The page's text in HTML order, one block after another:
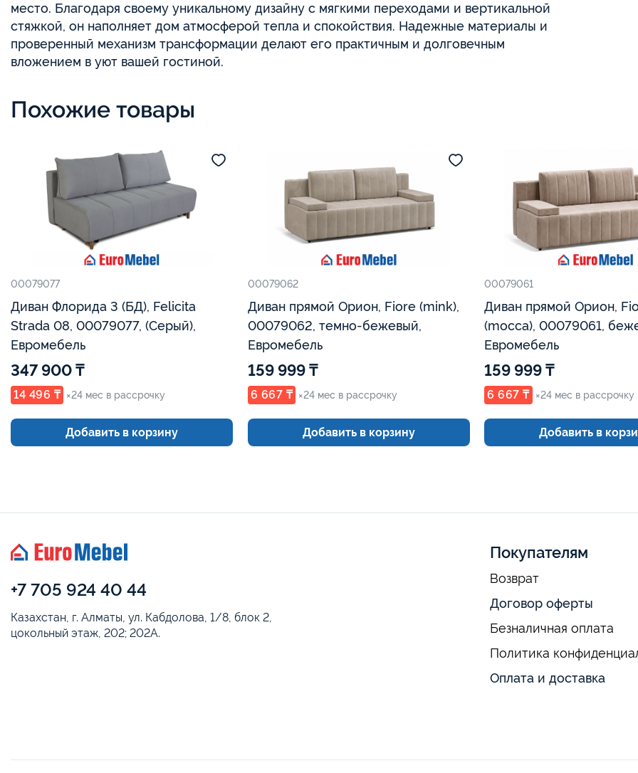
место. Благодаря своему уникальному дизайну с мягкими переходами и вертикальной
стяжкой, он наполняет дом атмосферой тепла и спокойствия. Надежные материалы и
проверенный механизм трансформации делают его практичным и долговечным
вложением в уют вашей гостиной.
Похожие товары
00079077
Диван Флорида 3 (БД), Felicita
Strada 08, 00079077, (Серый),
Евромебель
347 900 ₸
14 496 ₸ ×24 мес в рассрочку
Добавить в корзину
00079062
Диван прямой Орион, Fiore (mink),
00079062, темно-бежевый,
Евромебель
159 999 ₸
6 667 ₸ ×24 мес в рассрочку
Добавить в корзину
00079061
Диван прямой Орион,
(mocca), 00079061,
Евромебель
159 999 ₸
6 667 ₸ ×24 мес в рассрочку
Добавить в
+7 705 924 40 44
Казахстан, г. Алматы, ул. Кабдолова, 1/8, блок 2,
цокольный этаж, 202; 202А.
Покупателям
Возврат
Договор оферты
Безналичная оплата
Политика
Оплата и доставка